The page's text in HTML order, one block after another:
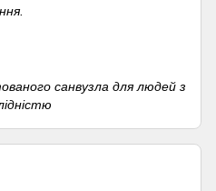
санвузла для людей з